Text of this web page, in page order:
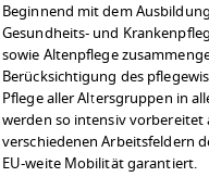
Beginnend mit dem
Gesundheits- und
sowie Altenpflege
Berücksichtigung des
Pflege aller Altersgruppen in
werden so intensiv vorbereitet
verschiedenen Arbeitsfeldern
EU-weite Mobilität garantiert.